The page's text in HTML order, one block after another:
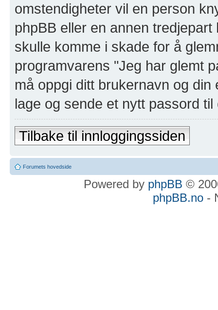
omstendigheter vil en person
phpBB eller en annen
skulle komme i skade for å
programvarens "Jeg har glemt
må oppgi ditt brukernavn og
lage og sende et nytt passord til
Tilbake til innloggingssiden
Forumets hovedside
Powered by phpBB ©
phpBB.no-